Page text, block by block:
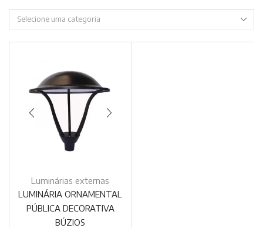
Selecione uma categoria
Luminárias externas
LUMINÁRIA ORNAMENTAL
PÚBLICA DECORATIVA
BÚZIOS